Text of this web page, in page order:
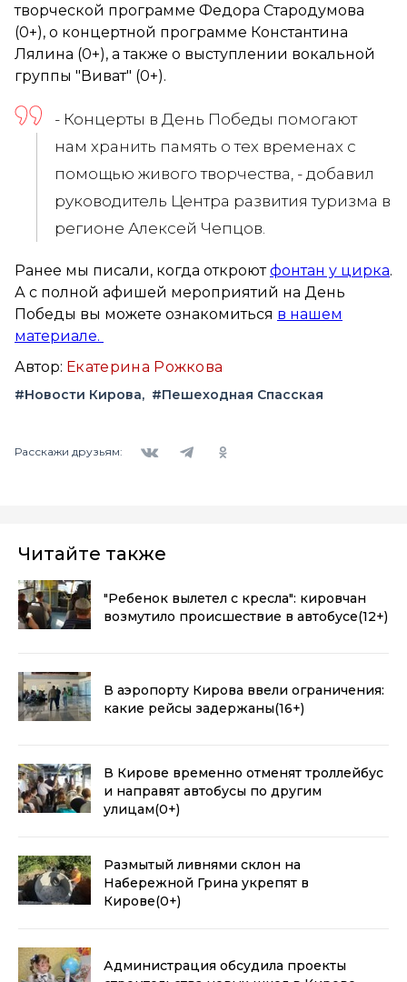
творческой программе Федора Стародумова
(0+), о концертной программе Константина
Лялина (0+), а также о выступлении вокальной
группы "Виват" (0+).
- Концерты в День Победы помогают
нам хранить память о тех временах с
помощью живого творчества, - добавил
руководитель Центра развития туризма в
регионе Алексей Чепцов.
Ранее мы писали, когда откроютфонтан у цирка.
А с полной афишей мероприятий на День
Победы вы можете ознакомиться в нашем
материале.
Автор: Екатерина Рожкова
#Новости Кирова #Пешеходная Спасская
Расскажи друзьям:
Читайте также
"Ребенок вылетел с кресла": кировчан
возмутило происшествие в автобусе(12+)
В аэропорту Кирова ввели ограничения:
какие рейсы задержаны(16+)
В Кирове временно отменят троллейбус
и направят автобусы по другим
улицам(0+)
Размытый ливнями склон на
Набережной Грина укрепят в
Кирове(0+)
Администрация обсудила проекты